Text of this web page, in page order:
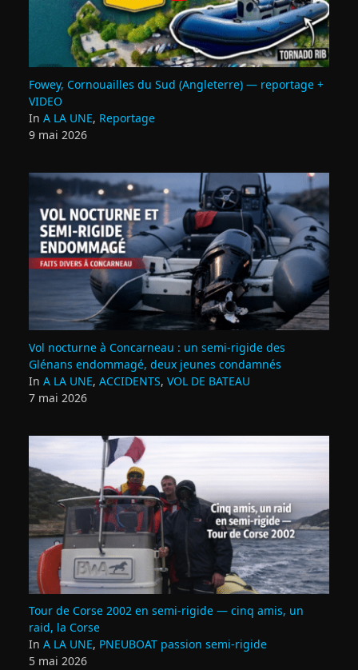
Fowey, Cornouailles du Sud (Angleterre) — reportage +
VIDEO
In A LA UNE, Reportage
9 mai 2026
Vol nocturne à Concarneau : un semi‑rigide des
Glénans endommagé, deux jeunes condamnés
In A LA UNE, ACCIDENTS, VOL DE BATEAU
7 mai 2026
Tour de Corse 2002 en semi‑rigide — cinq amis, un
raid, la Corse
In A LA UNE, PNEUBOAT passion semi-rigide
5 mai 2026